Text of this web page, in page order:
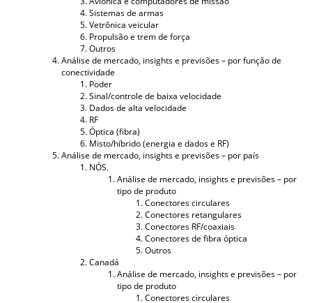
Sistemas de armas
Vetrônica veicular
Propulsão e trem de força
Outros
Análise de mercado, insights e previsões – por função de
conectividade
Poder
Sinal/controle de baixa velocidade
Dados de alta velocidade
RF
Óptica (fibra)
Misto/híbrido (energia e dados e RF)
Análise de mercado, insights e previsões – por país
NÓS.
Análise de mercado, insights e previsões – por
tipo de produto
Conectores circulares
Conectores retangulares
Conectores RF/coaxiais
Conectores de fibra óptica
Outros
Canadá
Análise de mercado, insights e previsões – por
tipo de produto
Conectores circulares